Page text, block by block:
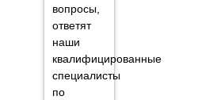
вопросы,
ответят
наши
квалифицированные
специалисты
по